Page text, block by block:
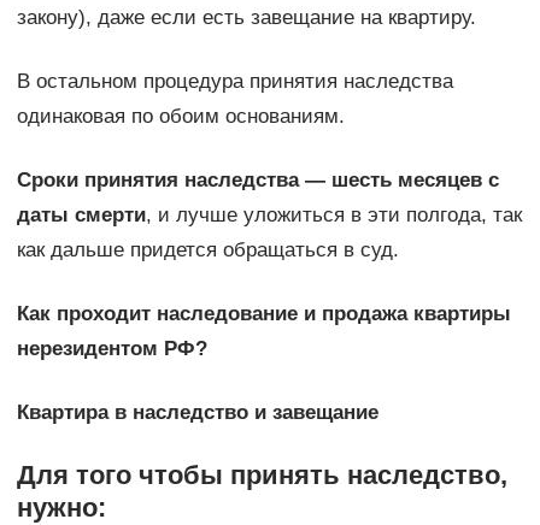
закону), даже если есть завещание на квартиру.
В остальном процедура принятия наследства
одинаковая по обоим основаниям.
Сроки принятия наследства — шесть месяцев с
даты смерти, и лучше уложиться в эти полгода, так
как дальше придется обращаться в суд.
Как проходит наследование и продажа квартиры
нерезидентом РФ?
Квартира в наследство и завещание
Для того чтобы принять наследство,
нужно: